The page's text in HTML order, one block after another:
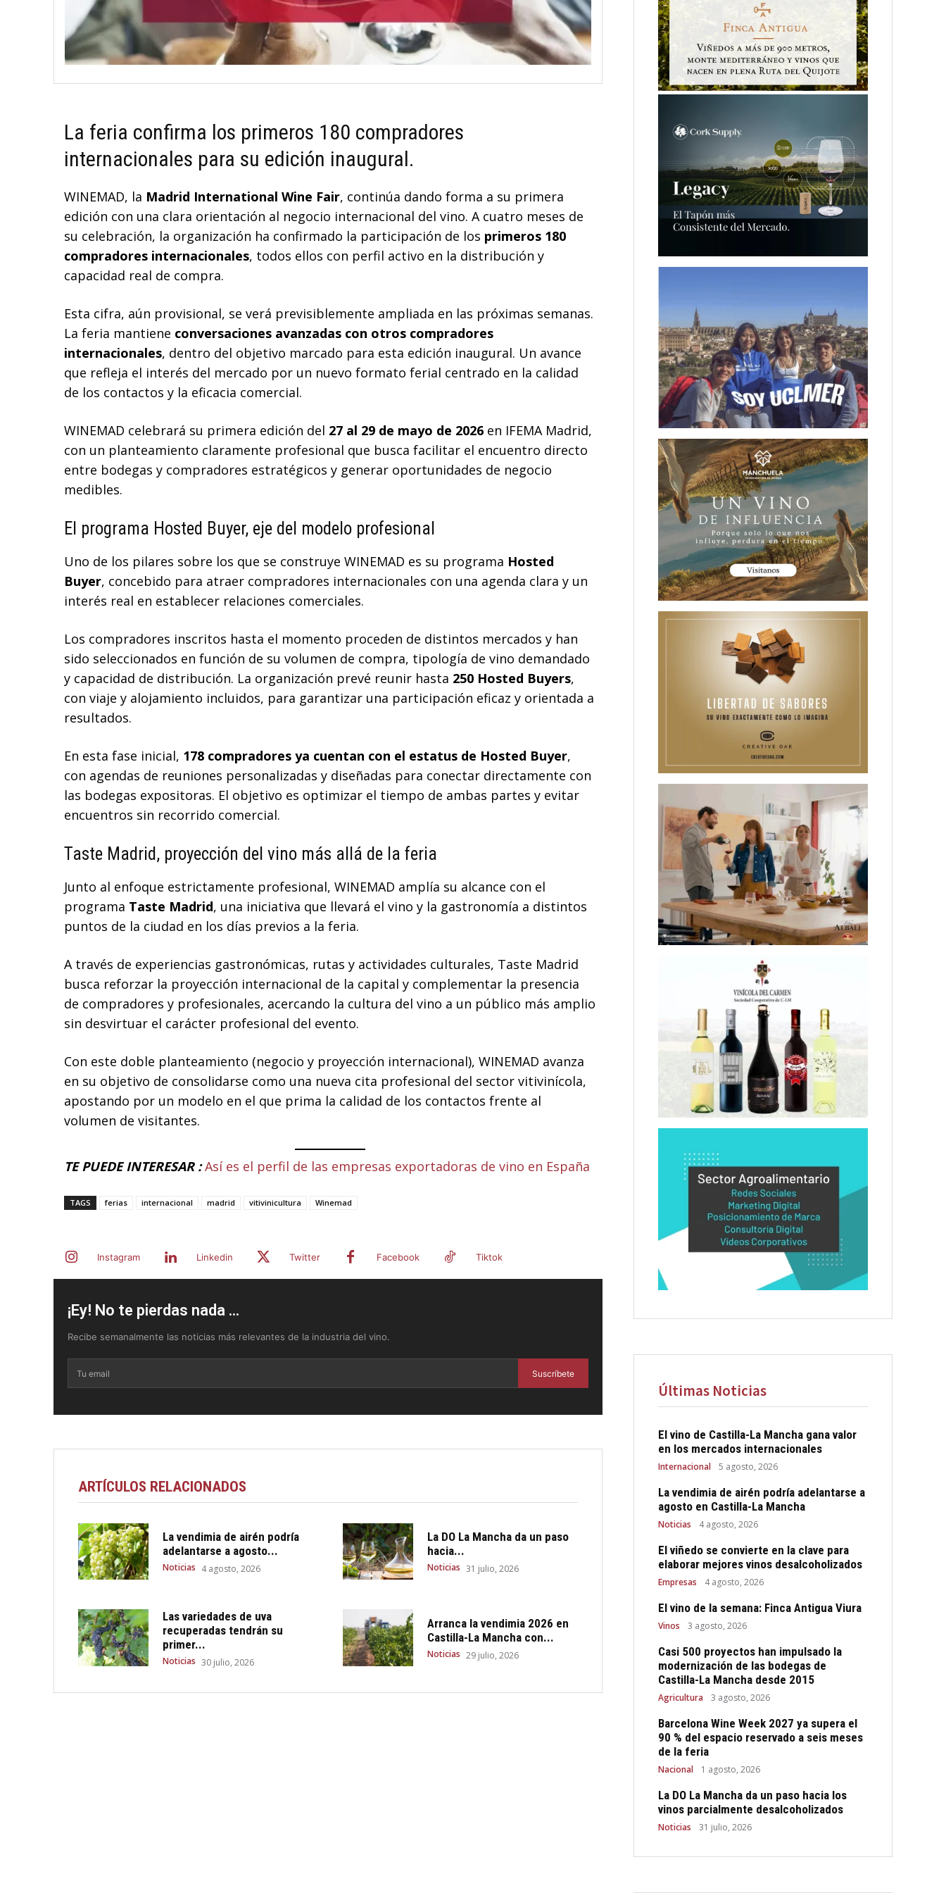
La feria confirma los primeros 180 compradores
internacionales para su edición inaugural.
WINEMAD, la Madrid International Wine Fair, continúa dando forma a su primera
edición con una clara orientación al negocio internacional del vino. A cuatro meses de
su celebración, la organización ha confirmado la participación de los primeros 180
compradores internacionales, todos ellos con perfil activo en la distribución y
capacidad real de compra.
Esta cifra, aún provisional, se verá previsiblemente ampliada en las próximas semanas.
La feria mantiene conversaciones avanzadas con otros compradores
internacionales, dentro del objetivo marcado para esta edición inaugural. Un avance
que refleja el interés del mercado por un nuevo formato ferial centrado en la calidad
de los contactos y la eficacia comercial.
WINEMAD celebrará su primera edición del 27 al 29 de mayo de 2026 en IFEMA Madrid,
con un planteamiento claramente profesional que busca facilitar el encuentro directo
entre bodegas y compradores estratégicos y generar oportunidades de negocio
medibles.
El programa Hosted Buyer, eje del modelo profesional
Uno de los pilares sobre los que se construye WINEMAD es su programa Hosted
Buyer, concebido para atraer compradores internacionales con una agenda clara y un
interés real en establecer relaciones comerciales.
Los compradores inscritos hasta el momento proceden de distintos mercados y han
sido seleccionados en función de su volumen de compra, tipología de vino demandado
y capacidad de distribución. La organización prevé reunir hasta 250 Hosted Buyers,
con viaje y alojamiento incluidos, para garantizar una participación eficaz y orientada a
resultados.
En esta fase inicial, 178 compradores ya cuentan con el estatus de Hosted Buyer,
con agendas de reuniones personalizadas y diseñadas para conectar directamente con
las bodegas expositoras. El objetivo es optimizar el tiempo de ambas partes y evitar
encuentros sin recorrido comercial.
Taste Madrid, proyección del vino más allá de la feria
Junto al enfoque estrictamente profesional, WINEMAD amplía su alcance con el
programa Taste Madrid, una iniciativa que llevará el vino y la gastronomía a distintos
puntos de la ciudad en los días previos a la feria.
A través de experiencias gastronómicas, rutas y actividades culturales, Taste Madrid
busca reforzar la proyección internacional de la capital y complementar la presencia
de compradores y profesionales, acercando la cultura del vino a un público más amplio
sin desvirtuar el carácter profesional del evento.
Con este doble planteamiento (negocio y proyección internacional), WINEMAD avanza
en su objetivo de consolidarse como una nueva cita profesional del sector vitivinícola,
apostando por un modelo en el que prima la calidad de los contactos frente al
volumen de visitantes.
TE PUEDE INTERESAR : Así es el perfil de las empresas exportadoras de vino en España
TAGS ferias internacional madrid vitivinicultura Winemad
Instagram Linkedin Twitter Facebook Tiktok
¡Ey! No te pierdas nada ...
Recibe semanalmente las noticias más relevantes de la industria del vino.
Suscríbete
ARTÍCULOS RELACIONADOS
La vendimia de airén podría
adelantarse a agosto...
Noticias 4 agosto, 2026
La DO La Mancha da un paso
hacia...
Noticias 31 julio, 2026
Las variedades de uva
recuperadas tendrán su
primer...
Noticias 30 julio, 2026
Arranca la vendimia 2026 en
Castilla-La Mancha con...
Noticias 29 julio, 2026
Últimas Noticias
El vino de Castilla-La Mancha gana valor
en los mercados internacionales
Internacional 5 agosto, 2026
La vendimia de airén podría adelantarse a
agosto en Castilla-La Mancha
Noticias 4 agosto, 2026
El viñedo se convierte en la clave para
elaborar mejores vinos desalcoholizados
Empresas 4 agosto, 2026
El vino de la semana: Finca Antigua Viura
Vinos 3 agosto, 2026
Casi 500 proyectos han impulsado la
modernización de las bodegas de
Castilla-La Mancha desde 2015
Agricultura 3 agosto, 2026
Barcelona Wine Week 2027 ya supera el
90 % del espacio reservado a seis meses
de la feria
Nacional 1 agosto, 2026
La DO La Mancha da un paso hacia los
vinos parcialmente desalcoholizados
Noticias 31 julio, 2026